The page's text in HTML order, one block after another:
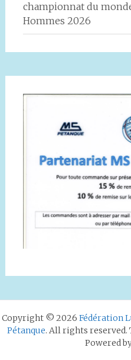
championnat du
Hommes 2026
Copyright © 2026 Fédération
Pétanque. All rights reserved.
Powered